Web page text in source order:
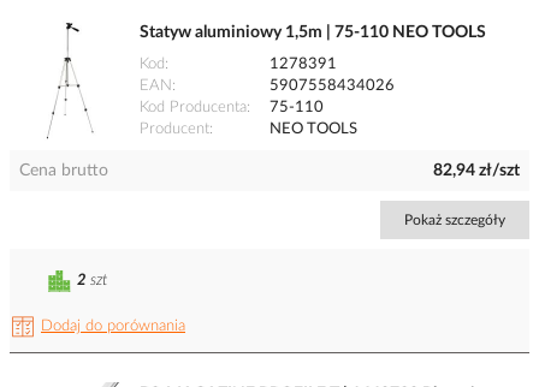
Statyw aluminiowy 1,5m | 75-110 NEO TOOLS
Kod
1278391
EAN
5907558434026
Kod Producenta
75-110
Producent
NEO TOOLS
Cena brutto 82,94 zł/szt
Pokaż szczegóły
Dodaj do porównania
2 szt